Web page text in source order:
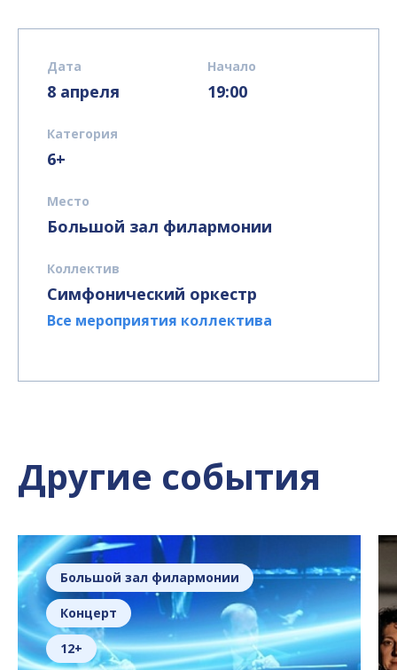
Дата
8 апреля
Начало
19:00
Категория
6+
Место
Большой зал филармонии
Коллектив
Симфонический оркестр
Все мероприятия коллектива
Другие события
Большой зал филармонии
Концерт
12+